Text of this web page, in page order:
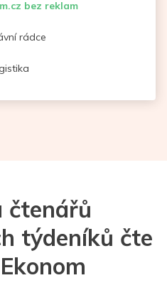
bez reklam
rádce
čtenářů
týdeníků čte